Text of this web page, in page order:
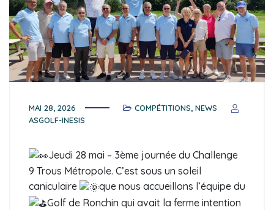
MAI 28, 2026 COMPÉTITIONS,NEWS
ASGOLF-INESIS
Jeudi 28 mai – 3ème journée du Challenge
9 Trous Métropole. C’est sous un soleil
caniculaire
que nous accueillons l’équipe du
Golf de Ronchin qui avait la ferme intention